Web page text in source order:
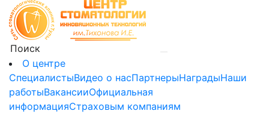
О центре
СпециалистыВидео о насПартнерыНаградыНаши
работыВакансииОфициальная
информацияСтраховым компаниям